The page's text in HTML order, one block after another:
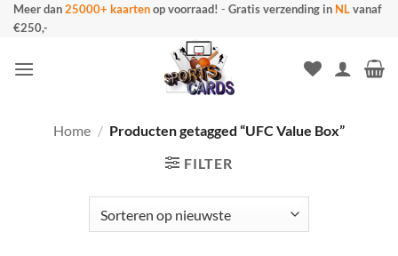
Ga
naar
Meer dan25000+ kaartenop voorraad! - Gratis verzending in NLvanaf
€250,-
Home / Producten getagged “UFC Value Box”
FILTER